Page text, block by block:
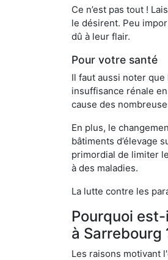
Ce n’est pas tout !
le désirent. Peu
dû à leur flair.
Pour votre santé
Il faut aussi noter
insuffisance rénale
cause des
En plus, le
bâtiments d’élevage
primordial de limiter
à des maladies.
La lutte contre les
Pourquoi
à Sarrebourg
Les raisons motivant